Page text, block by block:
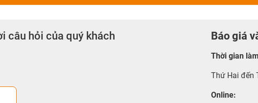
câu hỏi của quý khách Báo giá
Thời gian
Thứ Hai đến
Online: